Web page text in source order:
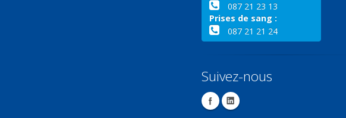
087 21 23 13
Prises de sang :
087 21 21 24
Suivez-nous